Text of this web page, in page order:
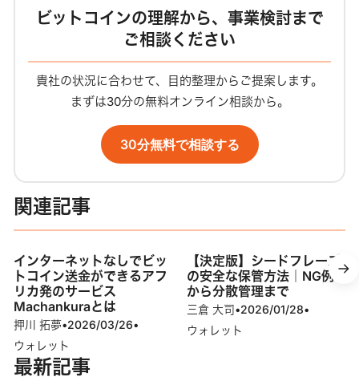
ビットコインの理解から、事業検討まで
ご相談ください
貴社の状況に合わせて、目的整理からご提案します。
まずは30分の無料オンライン相談から。
30分無料で相談する
関連記事
インターネットなしでビッ
トコイン送金ができるアフ
リカ発のサービス
Machankuraとは
押川 拓夢•2026/03/26•
ウォレット
【決定版】シードフレーズ
の安全な保管方法｜NG例
から分散管理まで
三倉 大司•2026/01/28•
ウォレット
最新記事